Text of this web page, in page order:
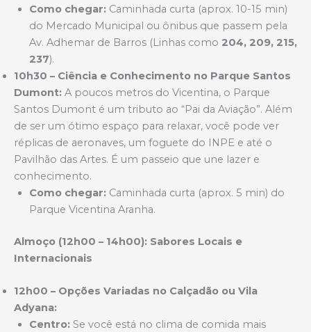
Como chegar:Caminhada curta (aprox. 10-15 min)
do Mercado Municipal ou ônibus que passem pela
Av. Adhemar de Barros (Linhas como 204, 209, 215,
237).
10h30 – Ciência e Conhecimento no Parque Santos
Dumont: A poucos metros do Vicentina, o Parque
Santos Dumont é um tributo ao “Pai da Aviação”. Além
de ser um ótimo espaço para relaxar, você pode ver
réplicas de aeronaves, um foguete do INPE e até o
Pavilhão das Artes. É um passeio que une lazer e
conhecimento.
Como chegar:Caminhada curta (aprox. 5 min) do
Parque Vicentina Aranha.
Almoço (12h00 – 14h00): Sabores Locais e
Internacionais
12h00 – Opções Variadas no Calçadão ou Vila
Adyana:
Centro:Se você está no clima de comida mais